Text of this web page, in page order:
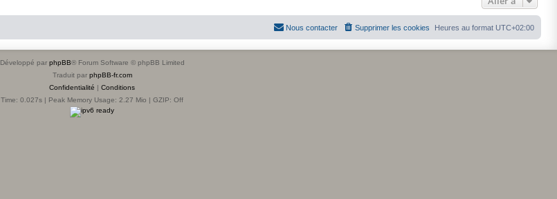
Heures au format UTC+02:00
Supprimer les cookies
Nous contacter
Développé par phpBB® Forum Software © phpBB Limited
Traduit par phpBB-fr.com
Confidentialité | Conditions
Time: 0.027s | Peak Memory Usage: 2.27 Mio | GZIP: Off